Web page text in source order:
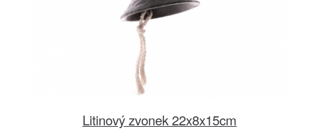
Litinový zvonek 22x8x15cm